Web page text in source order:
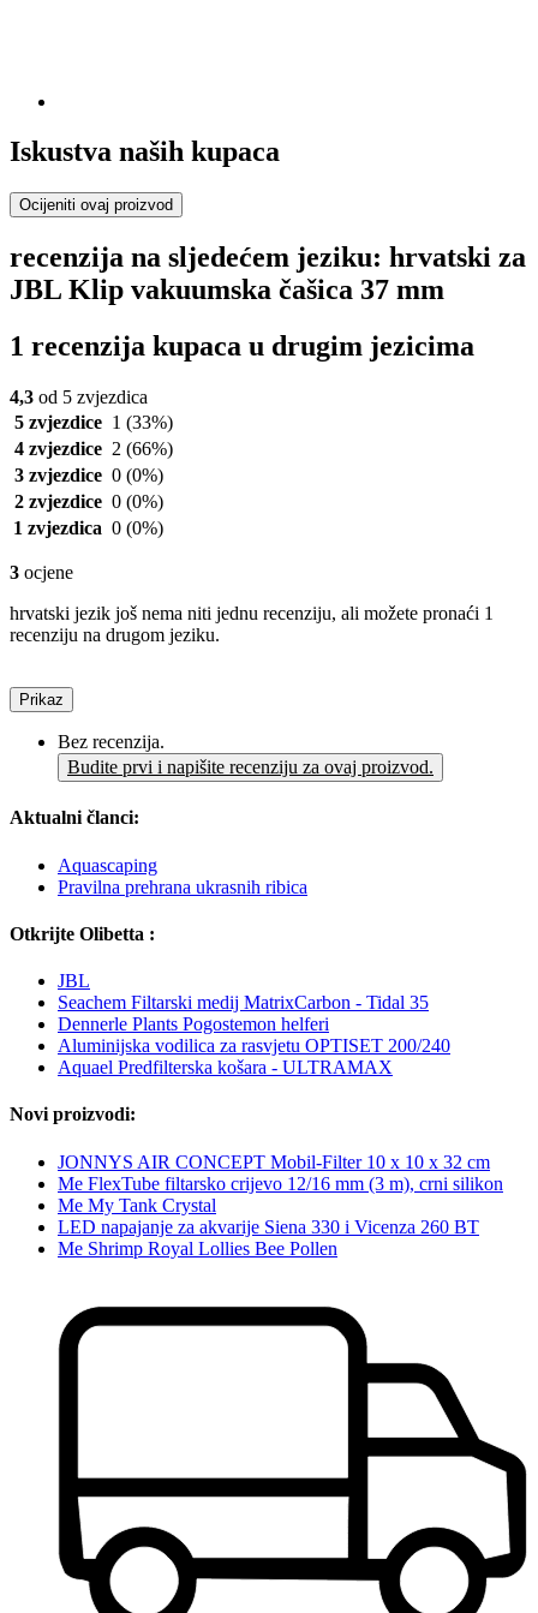
Iskustva naših kupaca
Ocijeniti ovaj proizvod
recenzija na sljedećem jeziku: hrvatski za
JBL Klip vakuumska čašica 37 mm
1 recenzija kupaca u drugim jezicima
4,3 od 5 zvjezdica
5 zvjezdice 1 (33%)
4 zvjezdice 2 (66%)
3 zvjezdice 0 (0%)
2 zvjezdice 0 (0%)
1 zvjezdica 0 (0%)
3 ocjene
hrvatski jezik još nema niti jednu recenziju, ali možete pronaći 1
recenziju na drugom jeziku.
Prikaz
Bez recenzija.
Budite prvi i napišite recenziju za ovaj proizvod.
Aktualni članci:
Aquascaping
Pravilna prehrana ukrasnih ribica
Otkrijte Olibetta :
JBL
Seachem Filtarski medij MatrixCarbon - Tidal 35
Dennerle Plants Pogostemon helferi
Aluminijska vodilica za rasvjetu OPTISET 200/240
Aquael Predfilterska košara - ULTRAMAX
Novi proizvodi:
JONNYS AIR CONCEPT Mobil-Filter 10 x 10 x 32 cm
Me FlexTube filtarsko crijevo 12/16 mm (3 m), crni silikon
Me My Tank Crystal
LED napajanje za akvarije Siena 330 i Vicenza 260 BT
Me Shrimp Royal Lollies Bee Pollen